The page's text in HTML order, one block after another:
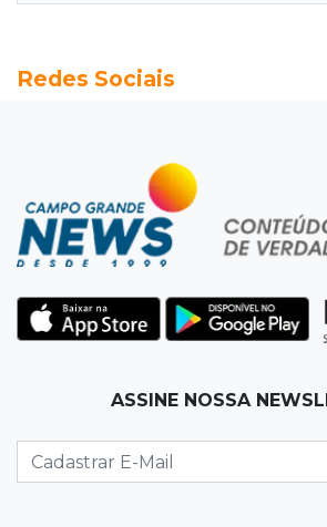
Em MS, uma criança é registrada
Decisão
Pantanal viaja para Goiás em
inédito à Série A2 feminina
Após chuva, despedida do
do sol que parece fogo
Nacional
Redes Sociais
ASSINE NOSSA